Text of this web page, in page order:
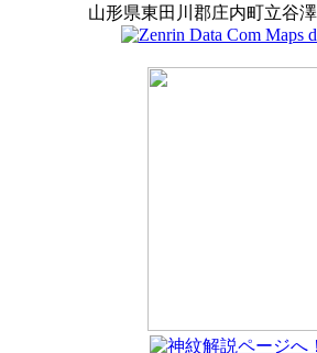
山形県東田川郡庄内町立谷澤